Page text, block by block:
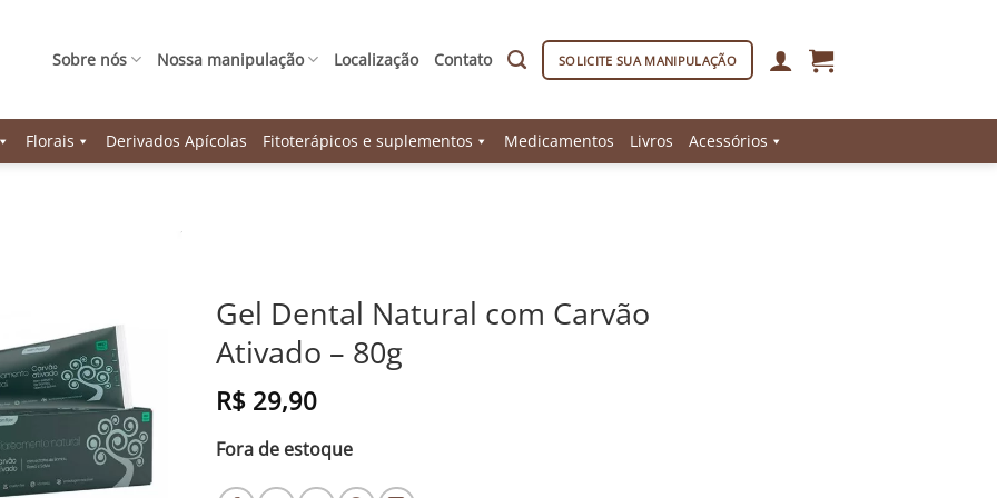
Sobre nós Nossa manipulação Localização Contato SOLICITE SUA MANIPULAÇÃO
Florais Derivados Apícolas Fitoterápicos e suplementos Medicamentos Livros Acessórios
Gel Dental Natural com Carvão
Ativado – 80g
R$ 29,90
Fora de estoque